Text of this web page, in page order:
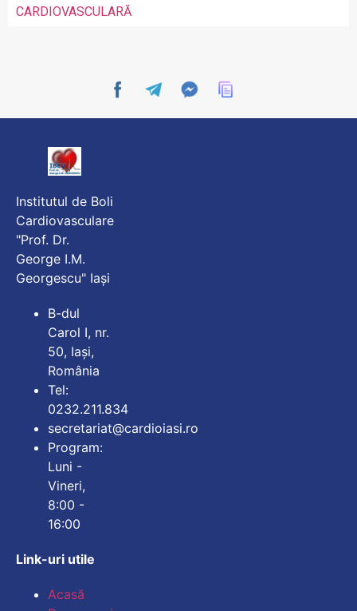
CARDIOVASCULARĂ
Institutul de Boli
Cardiovasculare
"Prof. Dr.
George I.M.
Georgescu" Iași
B-dul
Carol I, nr.
50, Iași,
România
Tel:
0232.211.834
secretariat@cardioiasi.ro
Program:
Luni -
Vineri,
8:00 -
16:00
Link-uri utile
Acasă